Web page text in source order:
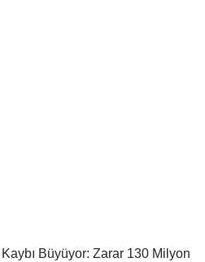
Büyüyor: Zarar 130 Milyon